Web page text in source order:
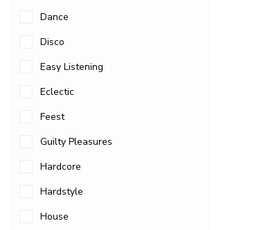
Dance
Disco
Easy Listening
Eclectic
Feest
Guilty Pleasures
Hardcore
Hardstyle
House